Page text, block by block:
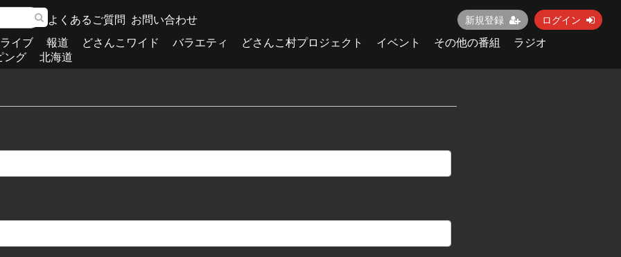
よくあるご質問 お問い合わせ 新規登録 ログイン
イブ 報道 どさんこワイド バラエティ どさんこ村プロジェクト イベント その他の番組
ラジオ
ング
北海道